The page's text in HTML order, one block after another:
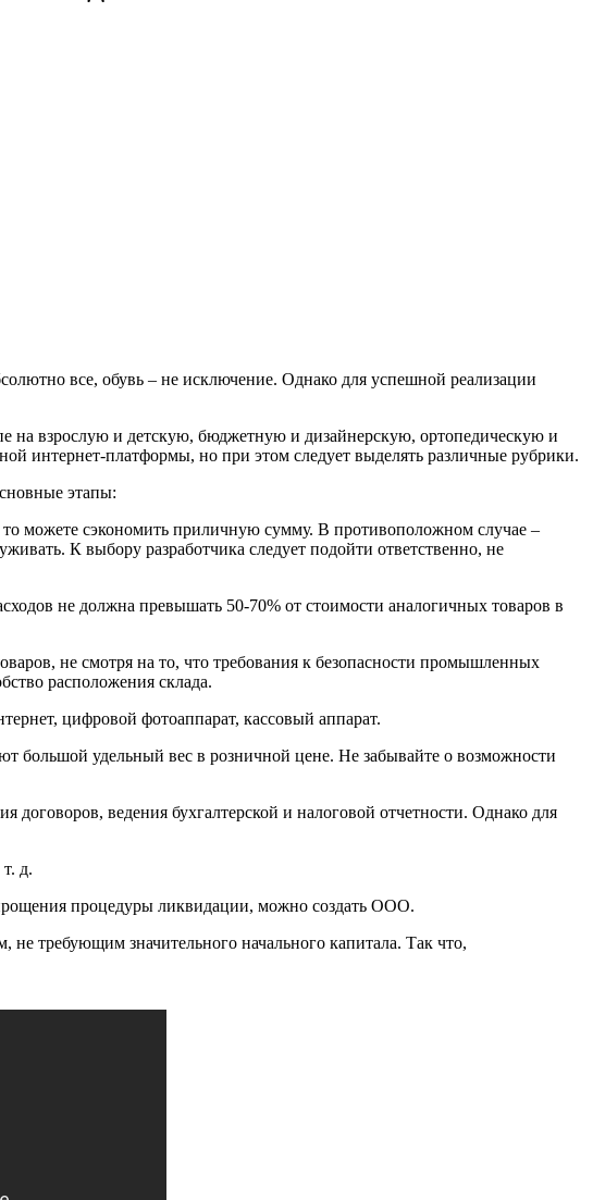
все, обувь – не исключение. Однако для успешной реализации
на взрослую и детскую, бюджетную и дизайнерскую, ортопедическую и
интернет-платформы, но при этом следует выделять различные рубрики.
этапы:
можете сэкономить приличную сумму. В противоположном случае –
К выбору разработчика следует подойти ответственно, не
не должна превышать 50-70% от стоимости аналогичных товаров в
не смотря на то, что требования к безопасности промышленных
расположения склада.
цифровой фотоаппарат, кассовый аппарат.
большой удельный вес в розничной цене. Не забывайте о возможности
ведения бухгалтерской и налоговой отчетности. Однако для
д.
процедуры ликвидации, можно создать ООО.
требующим значительного начального капитала. Так что,